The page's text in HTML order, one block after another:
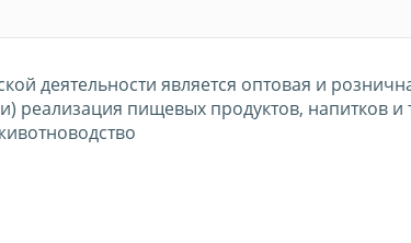
деятельности является оптовая и
реализация пищевых продуктов, напитков и